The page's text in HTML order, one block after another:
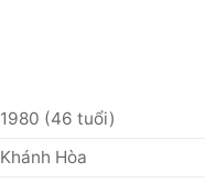
1980 (46 tuổi)
Khánh Hòa